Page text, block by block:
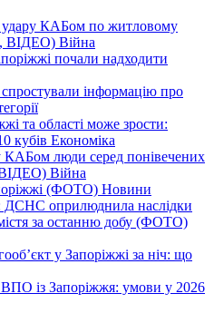
удару КАБом по житловому
ВІДЕО) Війна
почали надходити
інформацію про
та області може зрости:
кубів Економіка
КАБом люди серед понівечених
Війна
(ФОТО) Новини
оприлюднила наслідки
за останню добу (ФОТО)
у Запоріжжі за ніч: що
із Запоріжжя: умови у 2026